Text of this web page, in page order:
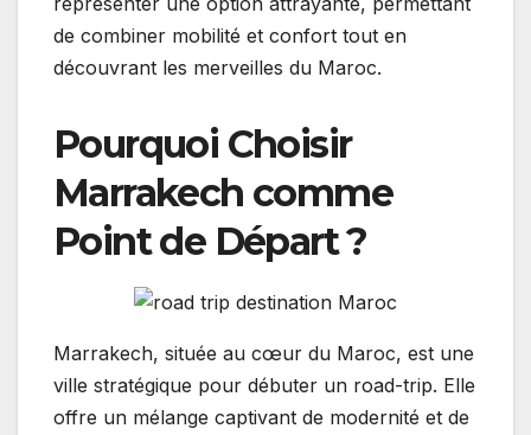
de combiner mobilité et confort tout en
découvrant les merveilles du Maroc.
Pourquoi Choisir
Marrakech comme
Point de Départ ?
Marrakech, située au cœur du Maroc, est une
ville stratégique pour débuter un road-trip. Elle
offre un mélange captivant de modernité et de